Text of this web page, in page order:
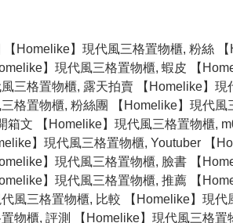
Homelike】現代風三格置物櫃, 粉絲
】現代風三格置物櫃, 蝦皮 【
三格置物櫃, 露天拍賣 【Homelike】
格置物櫃, 粉絲團 【Homelike】現代
箱文 【Homelike】現代風三格置物櫃,
】現代風三格置物櫃, Youtuber 【
】現代風三格置物櫃, 臉書 【
】現代風三格置物櫃, 推薦 【
風三格置物櫃, 比較 【Homelike】現
物櫃, 評測 【Homelike】現代風三格